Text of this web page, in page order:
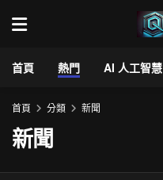
首頁 熱門 AI 人工智慧
首頁 分類 新聞
新聞